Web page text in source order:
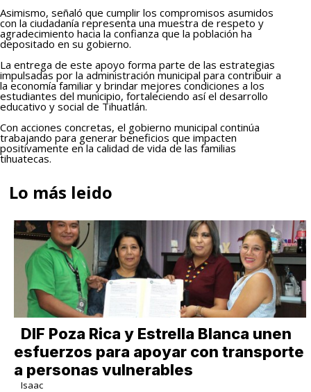
Asimismo, señaló que cumplir los compromisos asumidos
con la ciudadanía representa una muestra de respeto y
agradecimiento hacia la confianza que la población ha
depositado en su gobierno.
La entrega de este apoyo forma parte de las estrategias
impulsadas por la administración municipal para contribuir a
la economía familiar y brindar mejores condiciones a los
estudiantes del municipio, fortaleciendo así el desarrollo
educativo y social de Tihuatlán.
Con acciones concretas, el gobierno municipal continúa
trabajando para generar beneficios que impacten
positivamente en la calidad de vida de las familias
tihuatecas.
Lo más leido
DIF Poza Rica y Estrella Blanca unen
esfuerzos para apoyar con transporte
a personas vulnerables
Isaac